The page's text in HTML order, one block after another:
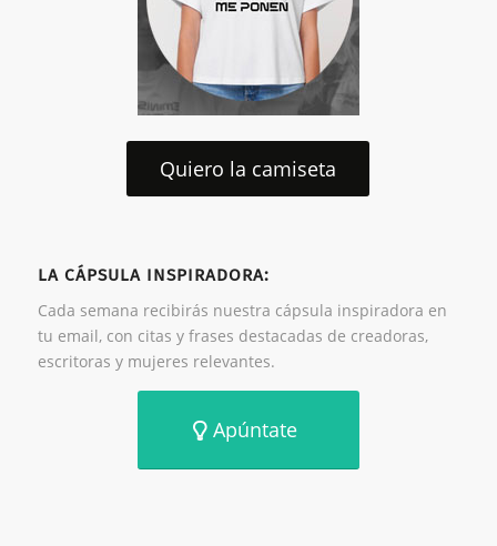
Quiero la camiseta
LA CÁPSULA INSPIRADORA:
Cada semana recibirás nuestra cápsula inspiradora en
tu email, con citas y frases destacadas de creadoras,
escritoras y mujeres relevantes.
Apúntate